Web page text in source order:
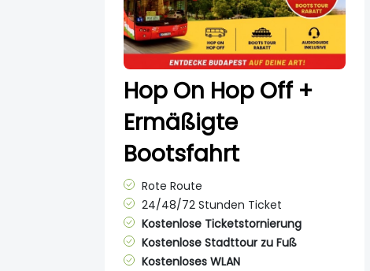
Hop On Hop Off +
Ermäßigte
Bootsfahrt
Rote Route
24/48/72 Stunden Ticket
Kostenlose Ticketstornierung
Kostenlose Stadttour zu Fuß
Kostenloses WLAN